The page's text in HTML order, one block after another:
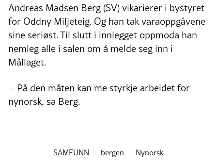
Andreas Madsen Berg (SV) vikarierer i bystyret
for Oddny Miljeteig. Og han tak varaoppgåvene
sine seriøst. Til slutt i innlegget oppmoda han
nemleg alle i salen om å melde seg inn i
Mållaget.
– På den måten kan me styrkje arbeidet for
nynorsk, sa Berg.
SAMFUNN bergen Nynorsk